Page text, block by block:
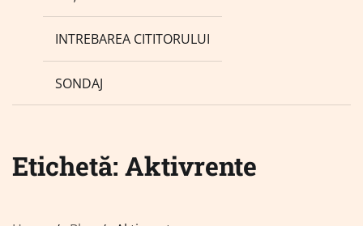
INTREBAREA CITITORULUI
SONDAJ
Etichetă: Aktivrente